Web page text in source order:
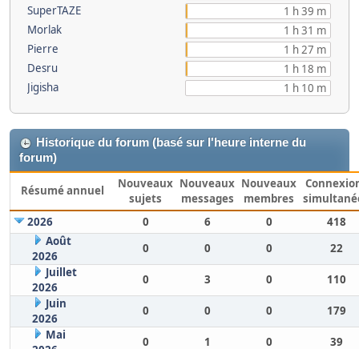
SuperTAZE
1 h 39 m
Morlak
1 h 31 m
Pierre
1 h 27 m
Desru
1 h 18 m
Jigisha
1 h 10 m
Historique du forum (basé sur l'heure interne du
forum)
Résumé annuel
Nouveaux
sujets
Nouveaux
messages
Nouveaux
membres
2026
0 6 0
418
Août
2026
0 0 0
22
Juillet
2026
0 3 0
110
Juin
2026
0 0 0
179
Mai
0 1 0 39